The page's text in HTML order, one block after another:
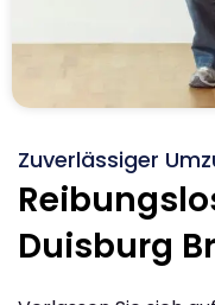
Zuverlässiger
Duisburg